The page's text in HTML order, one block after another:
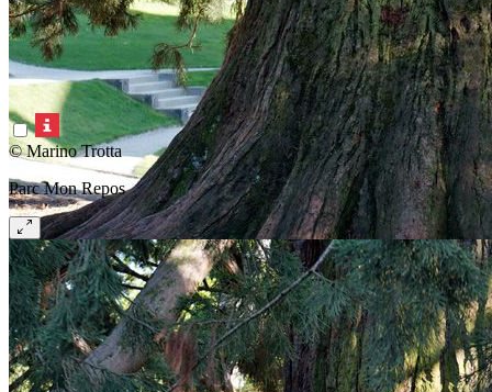
© Marino Trotta
Parc Mon Repos